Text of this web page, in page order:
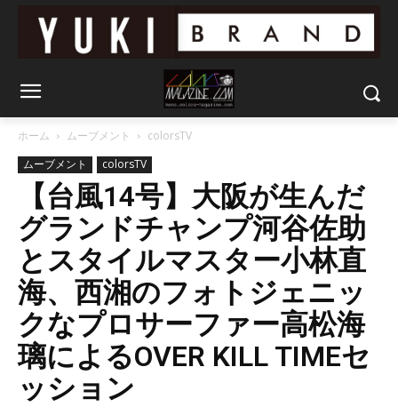
ホーム ムーブメント
colorsTV
ムーブメント
colorsTV
【台風14号】大阪が生んだ
グランドチャンプ河谷佐助
とスタイルマスター小林直
海、西湘のフォトジェニッ
クなプロサーファー高松海
璃によるOVER KILL TIMEセ
ッション